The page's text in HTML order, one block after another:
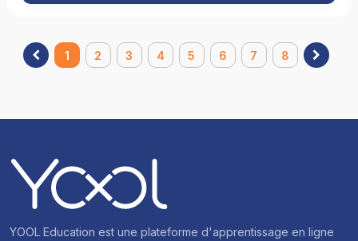
de la sécurité routière, notamment la distance d’arrêt et les
1 2 3 4 5 6 7 8
YOOL Education est une plateforme d'apprentissage en ligne